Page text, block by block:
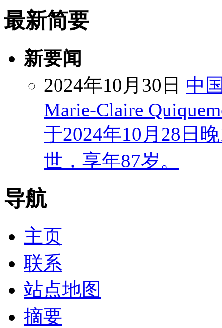
最新简要
新要闻
2024年10月30日 中
Marie-Claire
于2024年10月28日
世，享年87岁。
导航
主页
联系
站点地图
摘要